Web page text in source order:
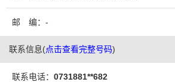
邮 编：-
联系信息(点击查看完整号码)
联系电话： 0731881**682